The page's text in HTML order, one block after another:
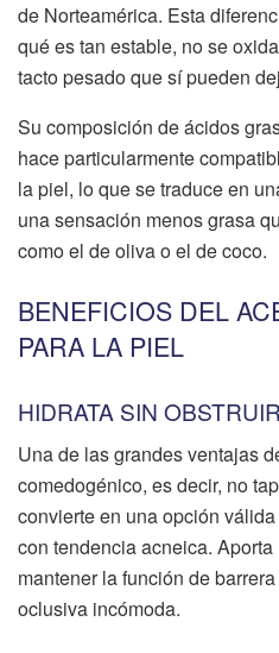
de Norteamérica. Esta
qué es tan estable, no se
tacto pesado que sí pueden
Su composición de ácidos
hace particularmente
la piel, lo que se traduce en
una sensación menos grasa
como el de oliva o el de coco.
BENEFICIOS DEL
PARA LA PIEL
HIDRATA SIN
Una de las grandes ventajas
comedogénico, es decir, no
convierte en una opción
con tendencia acneica.
mantener la función de
oclusiva incómoda.